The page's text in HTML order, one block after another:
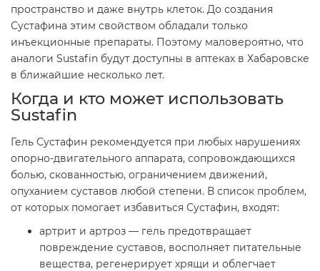
пространство и даже внутрь клеток. До создания
Сустафина этим свойством обладали только
инъекционные препараты. Поэтому маловероятно, что
аналоги Sustafin будут доступны в аптеках в Хабаровске
в ближайшие несколько лет.
Когда и кто может использовать
Sustafin
Гель Сустафин рекомендуется при любых нарушениях
опорно-двигательного аппарата, сопровождающихся
болью, скованностью, ограничением движений,
опуханием суставов любой степени. В список проблем,
от которых помогает избавиться Сустафин, входят:
артрит и артроз — гель предотвращает
повреждение суставов, восполняет питательные
вещества, регенерирует хрящи и облегчает